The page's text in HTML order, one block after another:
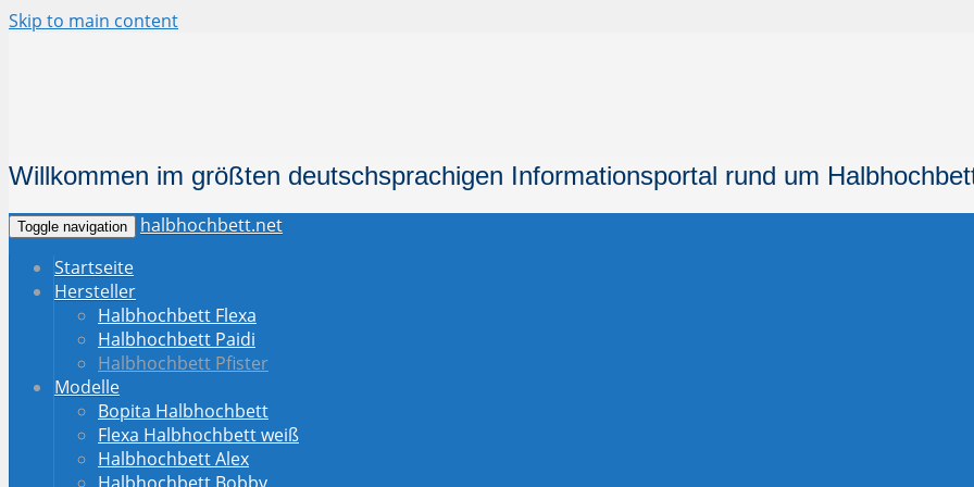
Skip to main content
Willkommen im größten deutschsprachigen Informationsportal rund um
Toggle navigation
halbhochbett.net
Startseite
Hersteller
Halbhochbett Flexa
Halbhochbett Paidi
Halbhochbett Pfister
Modelle
Bopita Halbhochbett
Flexa Halbhochbett weiß
Halbhochbett Alex